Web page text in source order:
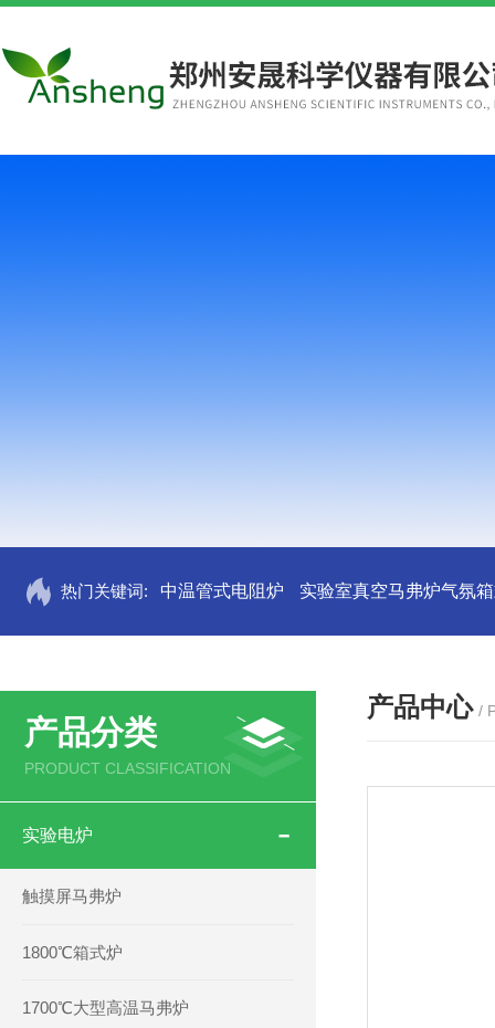
热门关键词: 中温管式电阻炉 实验室真空马弗炉气氛
产品分类
PRODUCT CLASSIFICATION
实验电炉
触摸屏马弗炉
1800℃箱式炉
1700℃大型高温马弗炉
产品中心 /